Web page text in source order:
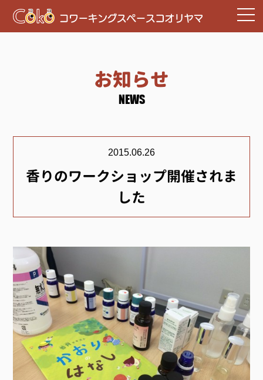
お知らせ
NEWS
2015.06.26
香りのワークショップ開催されま
した